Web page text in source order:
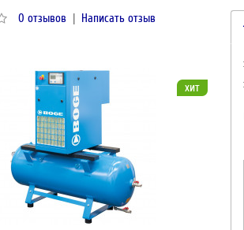
0 отзывов | Написать отзыв
хит